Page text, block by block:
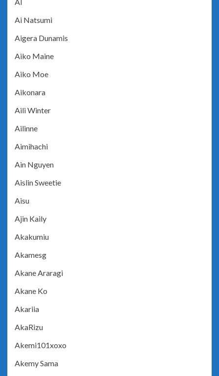
AI
Ai Natsumi
Aigera Dunamis
Aiko Maine
Aiko Moe
Aikonara
Aili Winter
Ailinne
Aimihachi
Ain Nguyen
Aislin Sweetie
Aisu
Ajin Kaily
Akakumiu
Akamesg
Akane Araragi
Akane Ko
Akariia
AkaRizu
Akemi101xoxo
Akemy Sama